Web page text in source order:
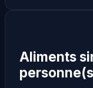
Aliments